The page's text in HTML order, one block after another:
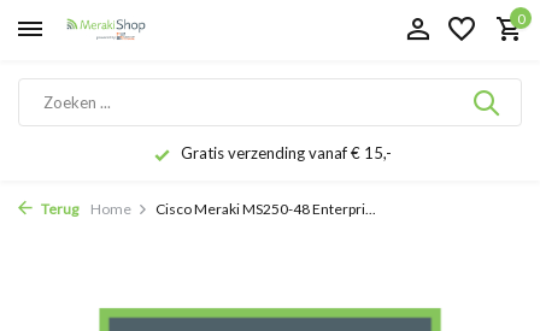
0
Gratis verzending vanaf € 15,-
Terug Home Cisco Meraki MS250-48 Enterpri...